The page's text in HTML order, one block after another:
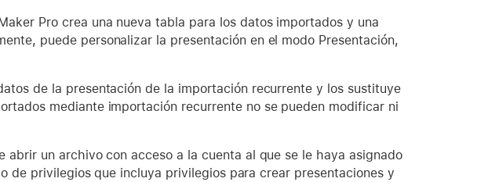
Pro crea una nueva tabla para los datos importados y una
puede personalizar la presentación en el modo Presentación,
de la presentación de la importación recurrente y los sustituye
mediante importación recurrente no se pueden modificar ni
un archivo con acceso a la cuenta al que se le haya asignado
de privilegios que incluya privilegios para crear presentaciones y